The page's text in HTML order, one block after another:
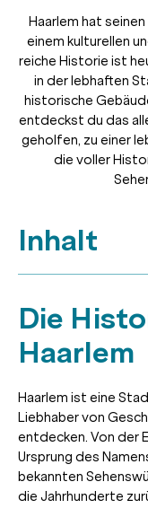
Haarlem hat
einem kulturellen
reiche Historie ist
in der lebhaften
historische
entdeckst du das
geholfen, zu einer
die voller
Inhalt
Die
Haarlem
Haarlem ist eine
Liebhaber von
entdecken. Von der
Ursprung des
bekannten
die Jahrhunderte